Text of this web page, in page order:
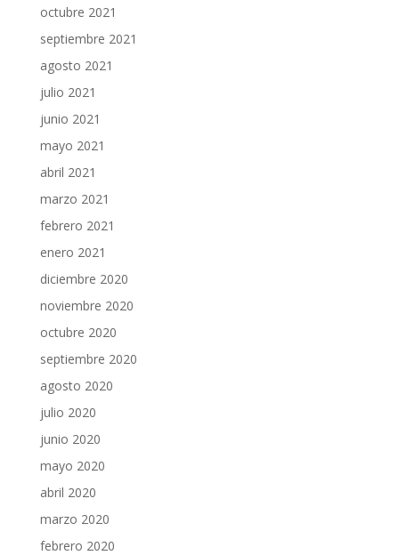
octubre 2021
septiembre 2021
agosto 2021
julio 2021
junio 2021
mayo 2021
abril 2021
marzo 2021
febrero 2021
enero 2021
diciembre 2020
noviembre 2020
octubre 2020
septiembre 2020
agosto 2020
julio 2020
junio 2020
mayo 2020
abril 2020
marzo 2020
febrero 2020